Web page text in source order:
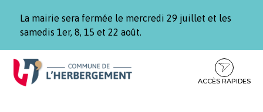
La mairie sera fermée le mercredi 29 juillet et les
samedis 1er, 8, 15 et 22 août.
Aller
Aller
contenu
Aller
pied
ACCÈS RAPIDES